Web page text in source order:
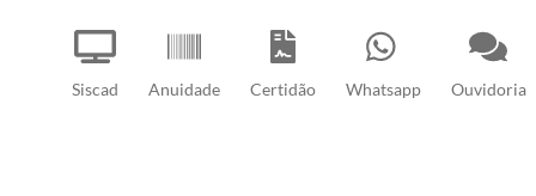
Siscad Anuidade Certidão Whatsapp Ouvidoria
Pesquisar